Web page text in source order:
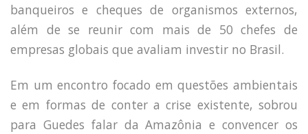
banqueiros e cheques de organismos externos,
além de se reunir com mais de 50 chefes de
empresas globais que avaliam investir no Brasil.
Em um encontro focado em questões ambientais
e em formas de conter a crise existente, sobrou
para Guedes falar da Amazônia e convencer os